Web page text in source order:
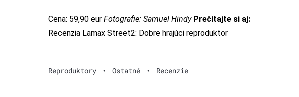
Cena: 59,90 eur Fotografie: Samuel Hindy Prečítajte si aj:
Recenzia Lamax Street2: Dobre hrajúci reproduktor
Reproduktory • Ostatné • Recenzie